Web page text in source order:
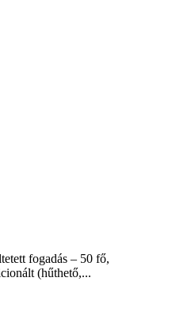
fogadás – 50 fő,
(hűthető,...